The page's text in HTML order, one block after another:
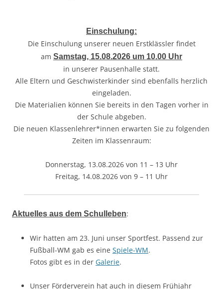
Einschulung:
Die Einschulung unserer neuen Erstklässler findet
am Samstag, 15.08.2026 um 10.00 Uhr
in unserer Pausenhalle statt.
Alle Eltern und Geschwisterkinder sind ebenfalls herzlich
eingeladen.
Die Materialien können Sie bereits in den Tagen vorher in
der Schule abgeben.
Die neuen Klassenlehrer*innen erwarten Sie zu folgenden
Zeiten im Klassenraum:
Donnerstag, 13.08.2026 von 11 – 13 Uhr
Freitag, 14.08.2026 von 9 – 11 Uhr
Aktuelles aus dem Schulleben:
Wir hatten am 23. Juni unser Sportfest. Passend zur
Fußball-WM gab es eine Spiele-WM.
Fotos gibt es in der Galerie.
Unser Förderverein hat auch in diesem Frühjahr